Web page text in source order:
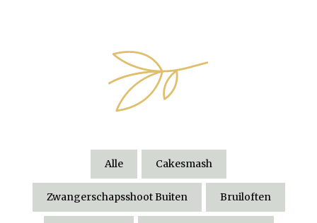
Alle Cakesmash
Zwangerschapsshoot Buiten Bruiloften